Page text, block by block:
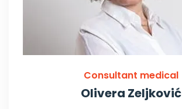
Consultant medical
Olivera Zeljković